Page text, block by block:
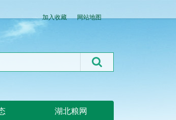
加入收藏 网站地图
湖北粮网